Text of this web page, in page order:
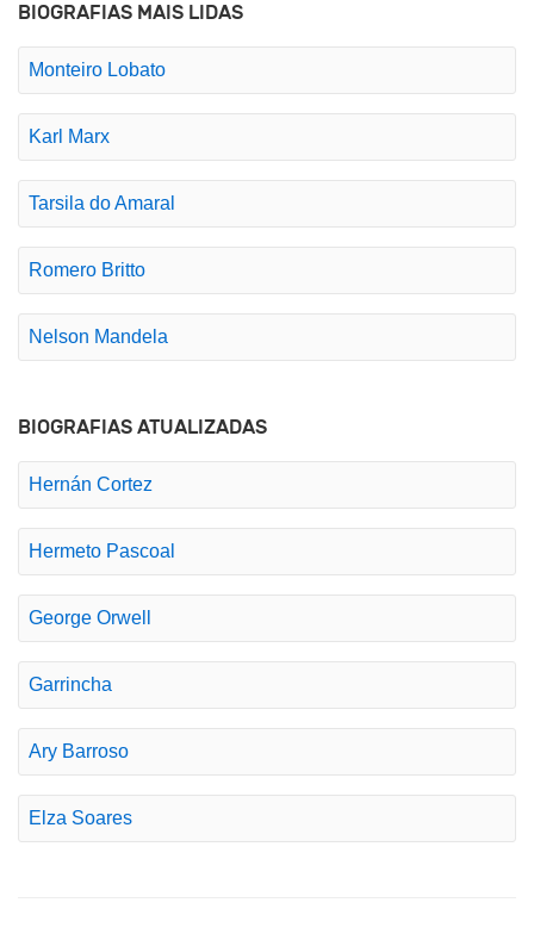
BIOGRAFIAS MAIS LIDAS
Monteiro Lobato
Karl Marx
Tarsila do Amaral
Romero Britto
Nelson Mandela
BIOGRAFIAS ATUALIZADAS
Hernán Cortez
Hermeto Pascoal
George Orwell
Garrincha
Ary Barroso
Elza Soares